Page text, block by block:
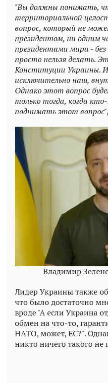
"Вы должны понимать,
территориальной
вопрос, который не
президентом, ни одним
президентами мира - без
просто нельзя делать.
Конституции Украины.
исключительно наш,
Однако этот вопрос
только тогда, когда
поднимать этот вопрос"
Владимир
Лидер Украины также
что было достаточно
вроде "А если Украина
обмен на что-то,
НАТО, может, ЕС?".
никто ничего такого не